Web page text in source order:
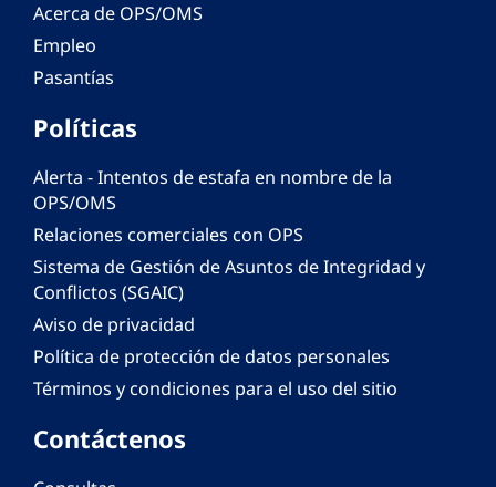
Acerca de OPS/OMS
Empleo
Pasantías
Políticas
Alerta - Intentos de estafa en nombre de la
OPS/OMS
Relaciones comerciales con OPS
Sistema de Gestión de Asuntos de Integridad y
Conflictos (SGAIC)
Aviso de privacidad
Política de protección de datos personales
Términos y condiciones para el uso del sitio
Contáctenos